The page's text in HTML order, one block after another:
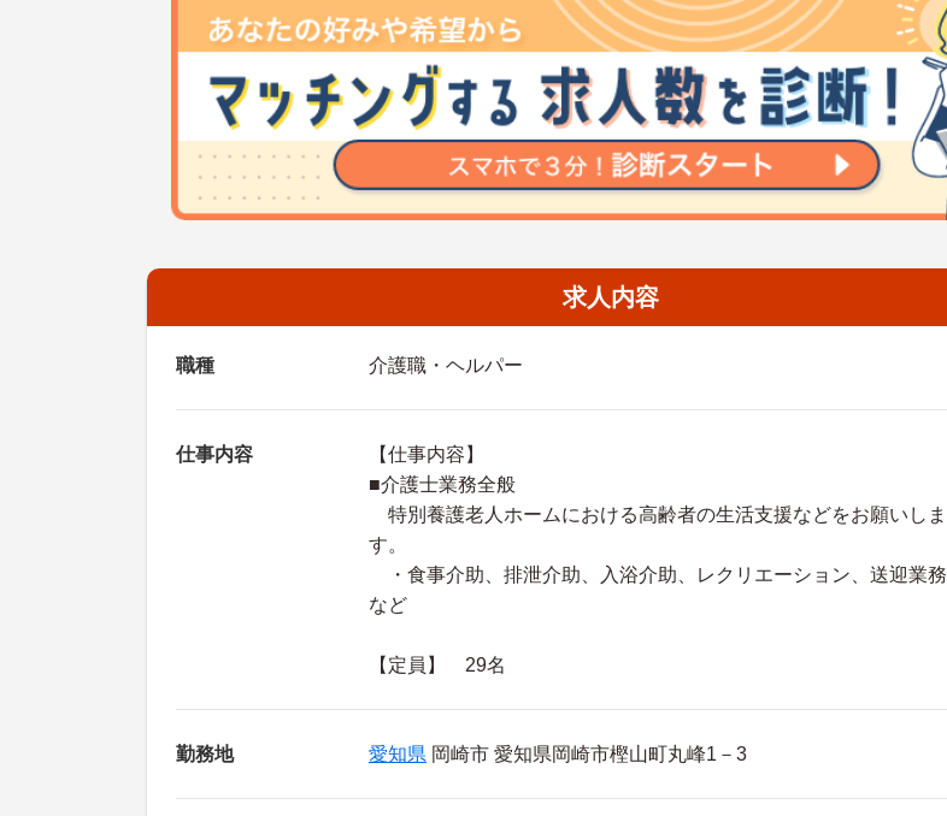
求人内容
職種 介護職・ヘルパー
仕事内容
【仕事内容】
■介護士業務全般
特別養護老人ホームにおける高齢者の生活支援などをお願いしま
す。
・食事介助、排泄介助、入浴介助、レクリエーション、送迎業務
など
【定員】 29名
勤務地 愛知県 岡崎市 愛知県岡崎市樫山町丸峰1－3